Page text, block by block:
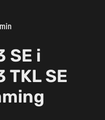
SE i
TKL SE